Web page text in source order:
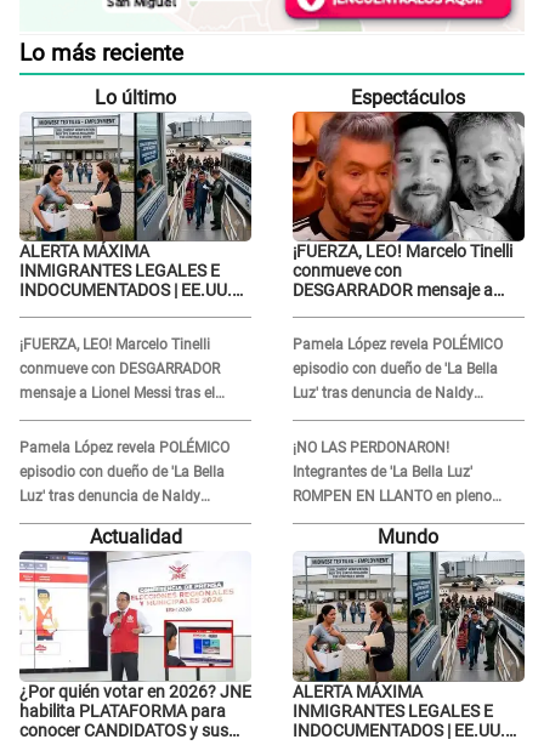
Lo más reciente
Lo último
ALERTA MÁXIMA
INMIGRANTES LEGALES E
INDOCUMENTADOS | EE.UU.
extranjeros
¡FUERZA, LEO! Marcelo Tinelli
conmueve con DESGARRADOR
mensaje a Lionel Messi tras el
FALLECIMIENTO de su padre: “Es
un dolor difícil de explicar”
Pamela López revela POLÉMICO
episodio con dueño de 'La Bella
Luz' tras denuncia de Naldy
Saldaña: "Se acercó..."
Espectáculos
¡FUERZA, LEO! Marcelo Tinelli
conmueve con
DESGARRADOR mensaje a
“Es un dolor difícil de explicar”
Pamela López revela POLÉMICO
episodio con dueño de 'La Bella
Luz' tras denuncia de Naldy
Saldaña: "Se acercó..."
¡NO LAS PERDONARON!
Integrantes de 'La Bella Luz'
ROMPEN EN LLANTO en pleno
concierto y reciben FUERTES
CRÍTICAS: “La víctima ...”
Actualidad
¿Por quién votar en 2026? JNE
habilita PLATAFORMA para
conocer CANDIDATOS y sus
Mundo
ALERTA MÁXIMA
INMIGRANTES LEGALES E
INDOCUMENTADOS | EE.UU.